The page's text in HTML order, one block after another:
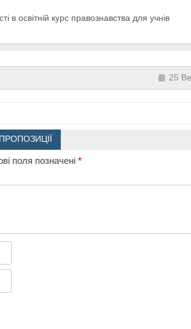
в освітній курс правознавства для учнів
25
поля позначені *